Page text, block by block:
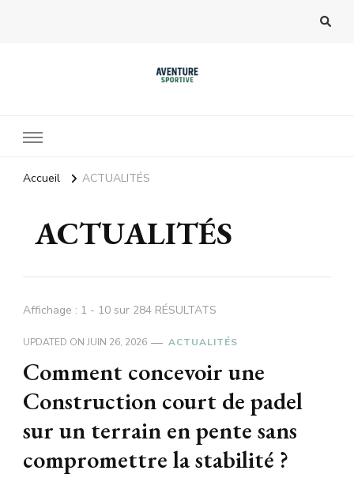
Accueil ACTUALITÉS
ACTUALITÉS
Affichage : 1 - 10 sur 284 RÉSULTATS
UPDATED ON JUIN 26, 2026 ACTUALITÉS
Comment concevoir une
Construction court de padel
sur un terrain en pente sans
compromettre la stabilité ?